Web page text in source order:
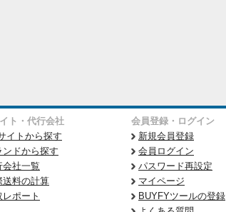
ト・代行会社
イトから探す
ンドから探す
会社一覧
送料の計算
レポート
会員登録・ログイン
新規会員登録
会員ログイン
パスワード再設定
マイページ
BUYFYツールの登録